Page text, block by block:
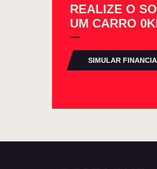
REALIZE O
UM CARRO
SIMULAR